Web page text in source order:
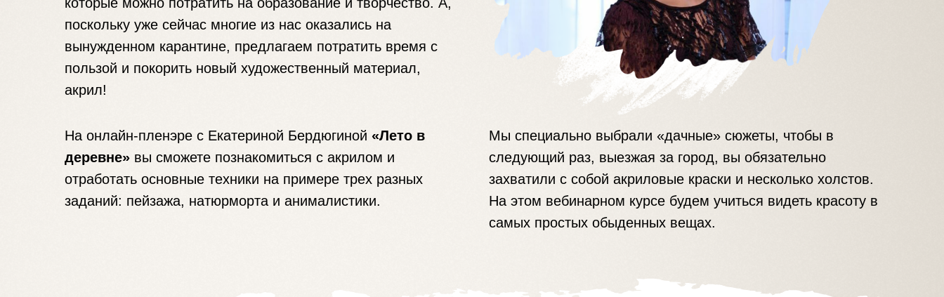
поскольку уже сейчас многие из нас оказались на
вынужденном карантине, предлагаем потратить время с
пользой и покорить новый художественный материал,
акрил!
Мы специально выбрали «дачные» сюжеты, чтобы в
следующий раз, выезжая за город, вы обязательно
захватили с собой акриловые краски и несколько холстов.
На этом вебинарном курсе будем учиться видеть красоту в
самых простых обыденных вещах.
На онлайн-пленэре с Екатериной Бердюгиной «Лето в
деревне» вы сможете познакомиться с акрилом и
отработать основные техники на примере трех разных
заданий: пейзажа, натюрморта и анималистики.